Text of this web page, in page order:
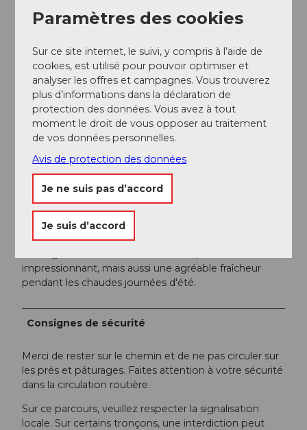
Informations sur les cols alpins
Auteur(e)
Luzern Tourismus AG
Organisation
Lucerne Tourisme
Conseil de l'auteur
Profitez de la traversée des cols de la Furka et du
Grimsel et repensez à l'histoire fascinante de ces
routes.
Une visite desgorges de l'Aar
impressionnant, mais aussi une agréable fraîcheur
pendant les chaudes journées d'été.
Consignes de sécurité
Merci de rester sur le chemin et de ne pas circuler sur
les prés et pâturages. Faites attention à votre sécurité
dans la circulation routière.
Sur ce parcours, veuillez respecter la signalisation
locale. Sur certains tronçons, une interdiction peut
Paramètres des cookies
Sur ce site internet, le suivi, y compris à l’aide de
cookies, est utilisé pour pouvoir optimiser et
analyser les offres et campagnes. Vous trouverez
plus d’informations dans la déclaration de
protection des données. Vous avez à tout
moment le droit de vous opposer au traitement
de vos données personnelles.
Avis de protection des données
Je ne suis pas d’accord
Je suis d’accord